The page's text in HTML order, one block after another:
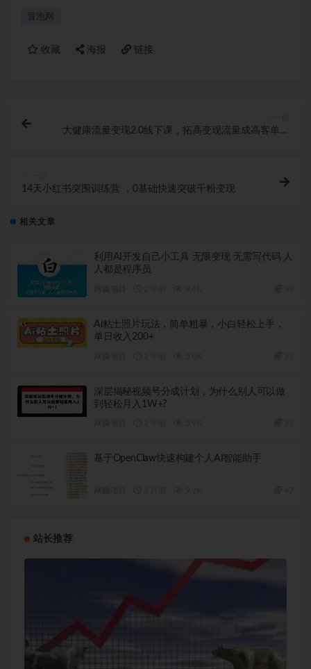
冒泡网
收藏 海报 链接
大健康流量变现2.0线下课，​拓高变现流量成高客单，
14天小红书突围训练营 ，0基础快速突破千粉变现
相关文章
利用AI开发自己小工具 无限变现 无需写代码 人
人都是程序员
Ai粘土照片玩法，简单粗暴，小白轻松上手，
单日收入200+
深层揭秘视频号分成计划，为什么别人可以做
到轻松月入1W+?
基于OpenClaw快速构建个人AI智能助手
站长推荐